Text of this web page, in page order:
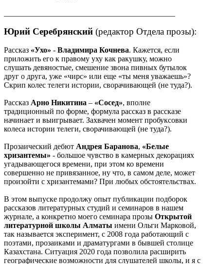
Юрий Серебрянский (редактор Отдела прозы):
Рассказ «Ухо» - Владимира Кочнева. Кажется, если
приложить его к правому уху как ракушку, можно
слушать девяностые, смешение звона пивных бутылок
друг о друга, уже «чирс» или еще «ты меня уважаешь»?
Скрип колес телеги истории, сворачивающей (не туда?).
Рассказ Арно Никитина – «Сосед», вполне
традиционный по форме, формула рассказ в рассказе
начинает и выигрывает. Захвачен момент пробуксовки
колеса истории телеги, сворачивающей (не туда?).
Прозаический дебют Андрея Баранова, «Белые
хризантемы» - большое чувство в камерных декорациях
угадывающегося времени, при этом ко времени
совершенно не привязанное, ну что, в самом деле, может
произойти с хризантемами? При любых обстоятельствах.
В этом выпуске продолжу опыт публикации подборок
рассказов литературных студий и семинаров в нашем
журнале, а конкретно моего семинара прозы Открытой
литературной школы Алматы имени Ольги Марковой,
так называется эксперимент, с 2008 года работающий с
поэтами, прозаиками и драматургами в бывшей столице
Казахстана. Ситуация 2020 года позволила расширить
географические возможности для слушателей школы, и я с